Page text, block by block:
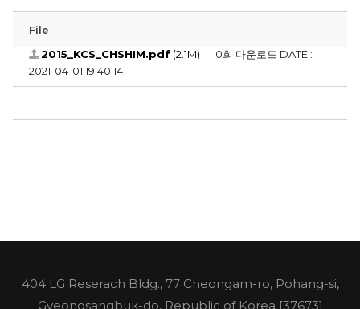
File
2015_KCS_CHSHIM.pdf(2.1M) 0회 다운로드 DATE :
2021-04-01 19:40:14
404 LG Reserach Bldg., 77 Cheongam-ro, Pohang-si,
Gyeongsangbuk-do, Republic of Korea [37673]